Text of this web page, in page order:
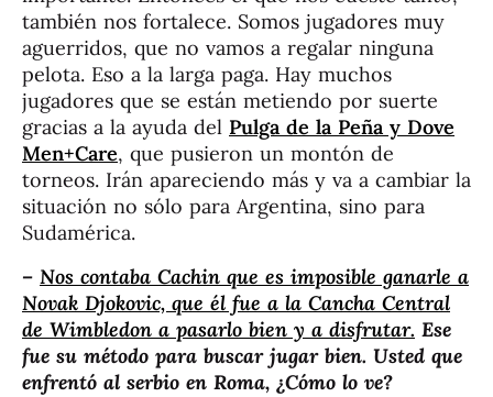
también nos fortalece. Somos jugadores muy
aguerridos, que no vamos a regalar ninguna
pelota. Eso a la larga paga. Hay muchos
jugadores que se están metiendo por suerte
gracias a la ayuda del Pulga de la Peña y Dove
Men+Care, que pusieron un montón de
torneos. Irán apareciendo más y va a cambiar la
situación no sólo para Argentina, sino para
Sudamérica.
– Nos contaba Cachin que es imposible ganarle a
Novak Djokovic, que él fue a la Cancha Central
de Wimbledon a pasarlo bien y a disfrutar. Ese
fue su método para buscar jugar bien. Usted que
enfrentó al serbio en Roma, ¿Cómo lo ve?